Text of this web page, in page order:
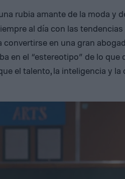
rubia amante de la moda y
al día con las
convertirse en una gran
en el “estereotipo” de lo
el talento, la inteligencia y